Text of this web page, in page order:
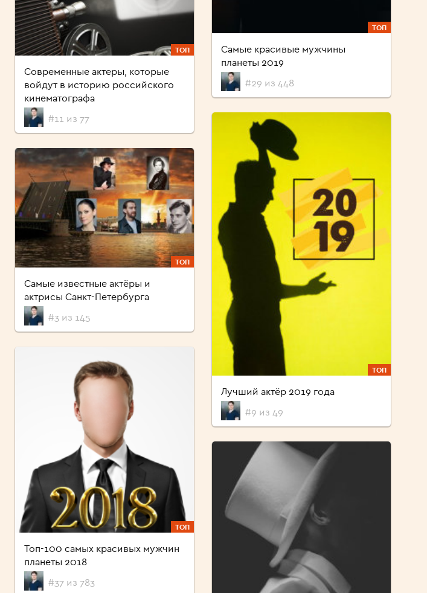
ТОП
Современные актеры, которые
войдут в историю российского
кинематографа
#11 из 77
ТОП
Самые известные актёры и
актрисы Санкт-Петербурга
#3 из 145
ТОП
Топ-100 самых красивых мужчин
планеты 2018
#37 из 783
ТОП
Самые красивые мужчины
планеты 2019
#29 из 448
ТОП
Лучший актёр 2019 года
#9 из 49